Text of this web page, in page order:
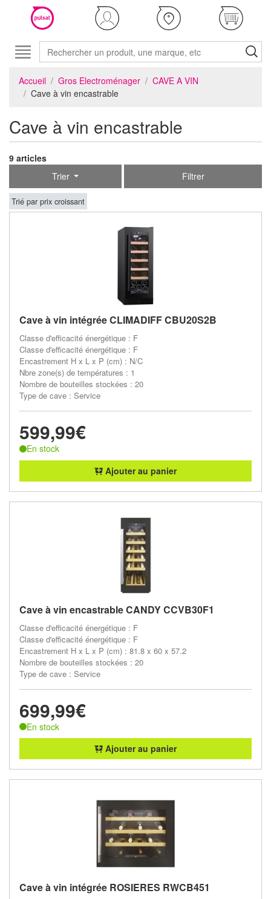
Accueil Gros Electroménager
CAVE A VIN
Cave à vin encastrable
Cave à vin encastrable
9 articles
Trier
Filtrer
Trié par prix croissant
Cave à vin intégrée CLIMADIFF CBU20S2B
Classe d'efficacité énergétique : F
Classe d'efficacité énergétique : F
Encastrement H x L x P (cm) : N/C
Nbre zone(s) de températures : 1
Nombre de bouteilles stockées : 20
Type de cave : Service
599,99€
En stock
Ajouter au panier
Cave à vin encastrable CANDY CCVB30F1
Classe d'efficacité énergétique : F
Classe d'efficacité énergétique : F
Encastrement H x L x P (cm) : 81.8 x 60 x 57.2
Nombre de bouteilles stockées : 20
Type de cave : Service
699,99€
En stock
Ajouter au panier
Cave à vin intégrée ROSIERES RWCB451